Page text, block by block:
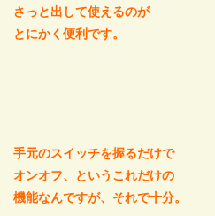
さっと出して使えるのが
とにかく便利です。
手元のスイッチを握るだけで
オンオフ、というこれだけの
機能なんですが、それで十分。